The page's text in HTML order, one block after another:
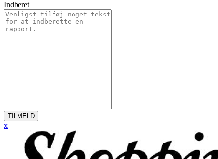
Indberet
TILMELD
x